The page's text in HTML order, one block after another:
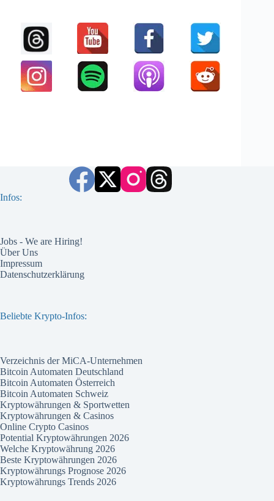
Infos:
Jobs - We are Hiring!
Über Uns
Impressum
Datenschutzerklärung
Beliebte Krypto-Infos:
Verzeichnis der MiCA-Unternehmen
Bitcoin Automaten Deutschland
Bitcoin Automaten Österreich
Bitcoin Automaten Schweiz
Kryptowährungen & Sportwetten
Kryptowährungen & Casinos
Online Crypto Casinos
Potential Kryptowährungen 2026
Welche Kryptowährung 2026
Beste Kryptowährungen 2026
Kryptowährungs Prognose 2026
Kryptowährungs Trends 2026